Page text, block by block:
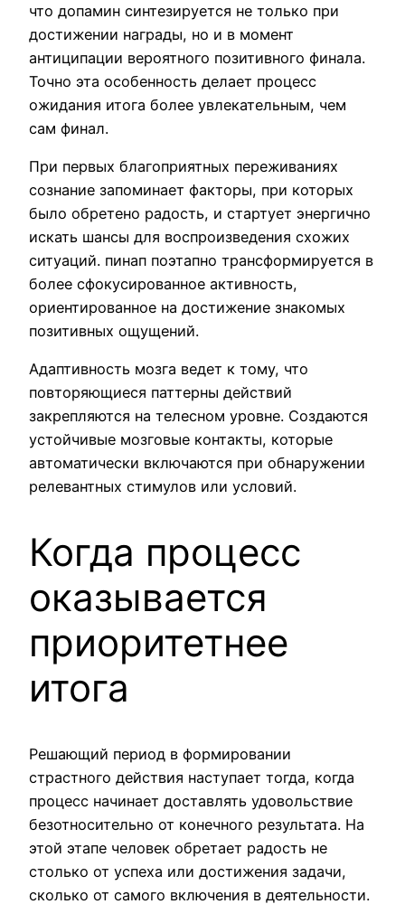
что допамин синтезируется не только при
достижении награды, но и в момент
антиципации вероятного позитивного финала.
Точно эта особенность делает процесс
ожидания итога более увлекательным, чем
сам финал.
При первых благоприятных переживаниях
сознание запоминает факторы, при которых
было обретено радость, и стартует энергично
искать шансы для воспроизведения схожих
ситуаций. пинап поэтапно трансформируется в
более сфокусированное активность,
ориентированное на достижение знакомых
позитивных ощущений.
Адаптивность мозга ведет к тому, что
повторяющиеся паттерны действий
закрепляются на телесном уровне. Создаются
устойчивые мозговые контакты, которые
автоматически включаются при обнаружении
релевантных стимулов или условий.
Когда процесс
оказывается
приоритетнее
итога
Решающий период в формировании
страстного действия наступает тогда, когда
процесс начинает доставлять удовольствие
безотносительно от конечного результата. На
этой этапе человек обретает радость не
столько от успеха или достижения задачи,
сколько от самого включения в деятельности.